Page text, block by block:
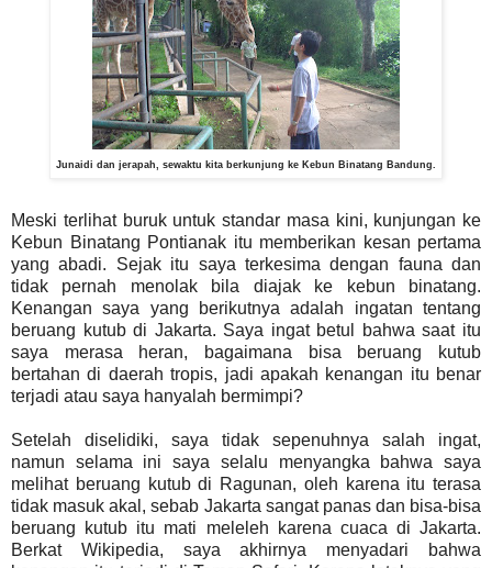
Junaidi dan jerapah, sewaktu kita berkunjung ke Kebun Binatang Bandung.
Meski terlihat buruk untuk standar masa kini, kunjungan ke
Kebun Binatang Pontianak itu memberikan kesan pertama
yang abadi. Sejak itu saya terkesima dengan fauna dan
tidak pernah menolak bila diajak ke kebun binatang.
Kenangan saya yang berikutnya adalah ingatan tentang
beruang kutub di Jakarta. Saya ingat betul bahwa saat itu
saya merasa heran, bagaimana bisa beruang kutub
bertahan di daerah tropis, jadi apakah kenangan itu benar
terjadi atau saya hanyalah bermimpi?
Setelah diselidiki, saya tidak sepenuhnya salah ingat,
namun selama ini saya selalu menyangka bahwa saya
melihat beruang kutub di Ragunan, oleh karena itu terasa
tidak masuk akal, sebab Jakarta sangat panas dan bisa-bisa
beruang kutub itu mati meleleh karena cuaca di Jakarta.
Berkat Wikipedia, saya akhirnya menyadari bahwa